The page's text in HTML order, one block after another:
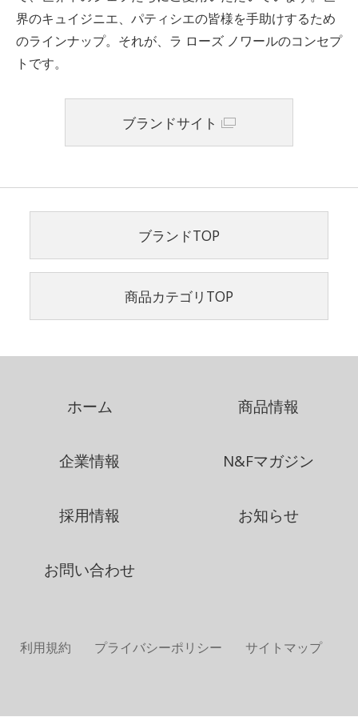
界のキュイジニエ、パティシエの皆様を手助けするため
のラインナップ。それが、ラ ローズ ノワールのコンセプ
トです。
ブランドサイト
ブランドTOP
商品カテゴリTOP
ホーム 商品情報
企業情報 N&Fマガジン
採用情報 お知らせ
お問い合わせ
利用規約 プライバシーポリシー サイトマップ